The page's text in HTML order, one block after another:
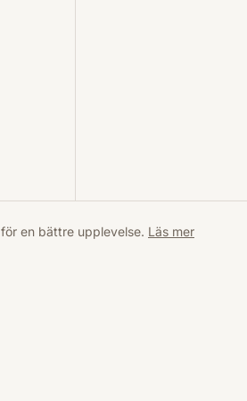
för en bättre upplevelse. Läs mer